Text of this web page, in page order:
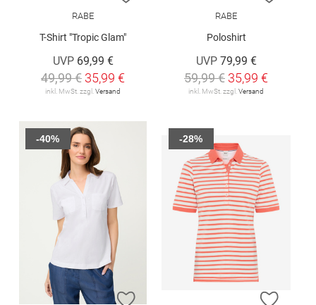
RABE
T-Shirt "Tropic Glam"
UVP 69,99 €
49,99 € 35,99 €
inkl. MwSt. zzgl. Versand
RABE
Poloshirt
UVP 79,99 €
59,99 € 35,99 €
inkl. MwSt. zzgl. Versand
ZUR WUNSCHLISTE HINZUFÜGEN
-40%
ZUR
-28%